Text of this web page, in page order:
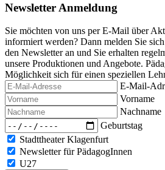
Newsletter Anmeldung
Sie möchten von uns per E-Mail über
informiert werden? Dann melden Sie
den Newsletter an und Sie erhalten
unsere Produktionen und Angebote.
Möglichkeit sich für einen speziellen
E-Mail-
Vorname
Nachname
Geburtstag
Stadttheater Klagenfurt
Newsletter für PädagogInnen
U27